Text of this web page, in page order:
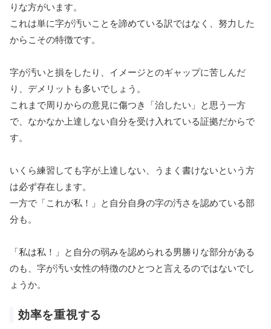
りな方がいます。
これは単に字が汚いことを諦めている訳ではなく、努力した
からこその特徴です。
字が汚いと損をしたり、イメージとのギャップに苦しんだ
り、デメリットも多いでしょう。
これまで周りからの意見に傷つき「治したい」と思う一方
で、なかなか上達しない自分を受け入れている証拠だからで
す。
いくら練習しても字が上達しない、うまく書けないという方
は必ず存在します。
一方で「これが私！」と自分自身の字の汚さを認めている部
分も。
「私は私！」と自分の弱みを認められる男勝りな部分がある
のも、字が汚い女性の特徴のひとつと言えるのではないでし
ょうか。
効率を重視する